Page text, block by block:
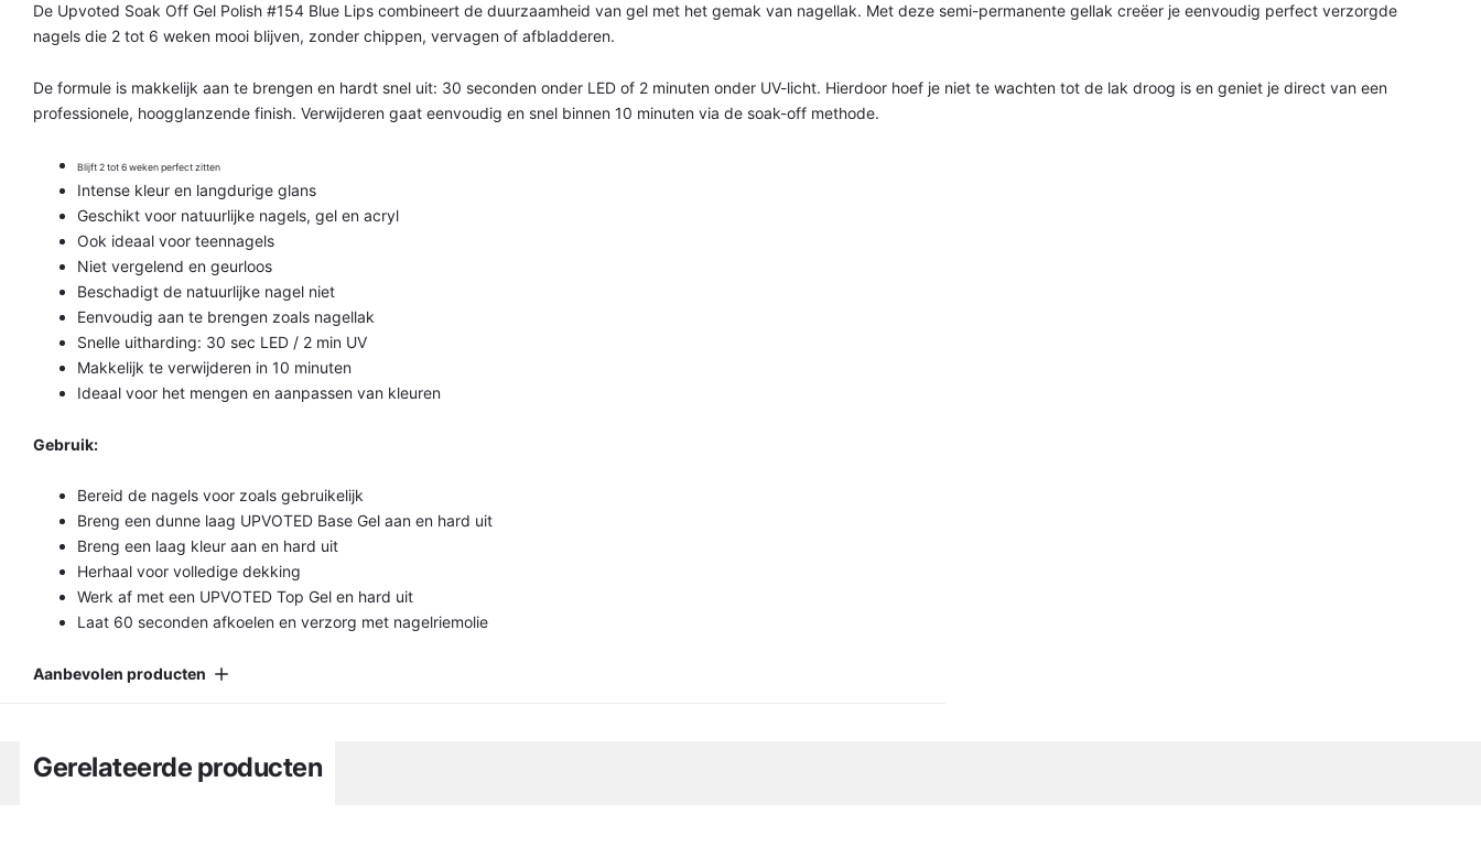
De Upvoted Soak Off Gel Polish #154 Blue Lips combineert de duurzaamheid van gel met het gemak van nagellak. Met deze semi-permanente gellak creëer je eenvoudig perfect verzorgde
nagels die 2 tot 6 weken mooi blijven, zonder chippen, vervagen of afbladderen.
De formule is makkelijk aan te brengen en hardt snel uit: 30 seconden onder LED of 2 minuten onder UV-licht. Hierdoor hoef je niet te wachten tot de lak droog is en geniet je direct van een
professionele, hoogglanzende finish. Verwijderen gaat eenvoudig en snel binnen 10 minuten via de soak-off methode.
Blijft 2 tot 6 weken perfect zitten
Intense kleur en langdurige glans
Geschikt voor natuurlijke nagels, gel en acryl
Ook ideaal voor teennagels
Niet vergelend en geurloos
Beschadigt de natuurlijke nagel niet
Eenvoudig aan te brengen zoals nagellak
Snelle uitharding: 30 sec LED / 2 min UV
Makkelijk te verwijderen in 10 minuten
Ideaal voor het mengen en aanpassen van kleuren
Gebruik:
Bereid de nagels voor zoals gebruikelijk
Breng een dunne laag UPVOTED Base Gel aan en hard uit
Breng een laag kleur aan en hard uit
Herhaal voor volledige dekking
Werk af met een UPVOTED Top Gel en hard uit
Laat 60 seconden afkoelen en verzorg met nagelriemolie
Aanbevolen producten
Gerelateerde producten